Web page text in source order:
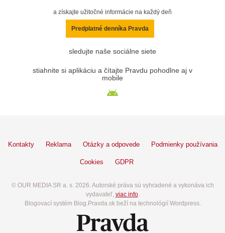
a získajte užitočné informácie na každý deň
Predplatné denníka Pravda
sledujte naše sociálne siete
stiahnite si aplikáciu a čítajte Pravdu pohodlne aj v
mobile
Kontakty Reklama Otázky a odpovede Podmienky používania
Cookies GDPR
© OUR MEDIA SR a. s. 2026. Autorské práva sú vyhradené a vykonáva ich
vydavateľ, viac info.
Blogovací systém Blog.Pravda.sk beží na technológií Wordpress.